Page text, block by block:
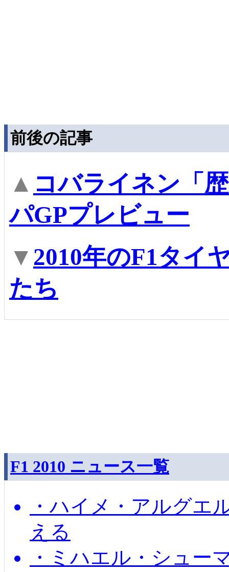
前後の記事
▲ コバライネン「
パGPプレビュー
▼ 2010年のF1タイ
たち
F1 2010 ニュース一覧
・ハイメ・アルグエ
える
・ミハエル・シュー